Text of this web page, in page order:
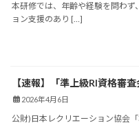
本研修では、年齢や経験を問わ
ョン支援のあり […]
【速報】「準上級RI資格審査
2026年4月6日
公財)日本レクリエーション協会